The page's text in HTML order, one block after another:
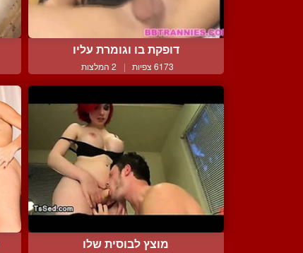
דופקת בו וגומרת עליו
6173 צפיות | 2 המלצות
מוצץ לבוסית שלו